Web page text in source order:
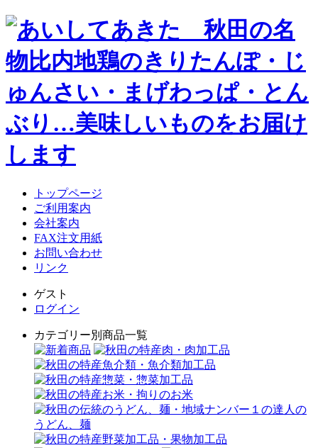
トップページ
ご利用案内
会社案内
FAX注文用紙
お問い合わせ
リンク
ゲスト
ログイン
カテゴリー別商品一覧